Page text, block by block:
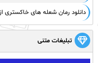
دانلود رمان شعله های خاکستری
تبلیغات متنی